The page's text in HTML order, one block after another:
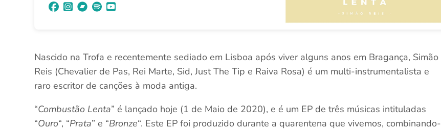
Nascido na Trofa e recentemente sediado em Lisboa após viver alguns anos em Bragança, Simão
Reis (Chevalier de Pas, Rei Marte, Sid, Just The Tip e Raiva Rosa) é um multi-instrumentalista e
raro escritor de canções à moda antiga.
“Combustão Lenta” é lançado hoje (1 de Maio de 2020), e é um EP de três músicas intituladas
“Ouro“, “Prata” e “Bronze“. Este EP foi produzido durante a quarentena que vivemos, combinando-